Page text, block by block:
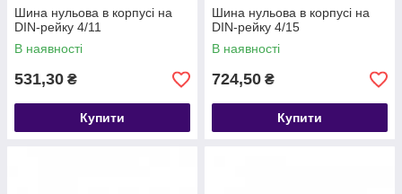
Шина нульова в корпусі на
DIN-рейку 4/11
В наявності
531,30 ₴
Купити
Шина нульова в корпусі на
DIN-рейку 4/15
В наявності
724,50 ₴
Купити